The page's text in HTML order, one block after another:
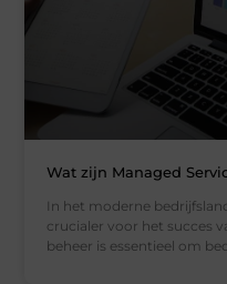
Wat zijn Managed
In het moderne
crucialer voor het succes
beheer is essentieel om